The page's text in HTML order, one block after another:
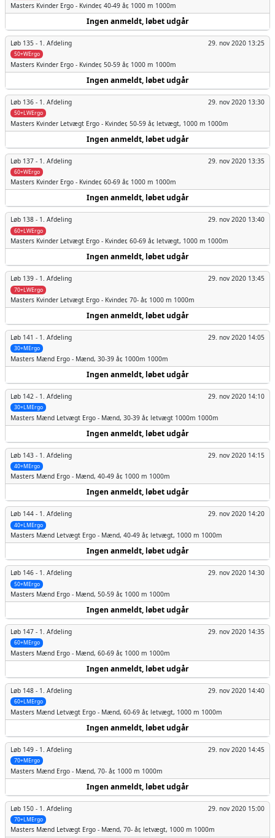
Masters Kvinder Ergo - Kvinder, 40-49 år, 1000 m 1000m
Ingen anmeldt, løbet udgår
Løb 135 - 1. Afdeling 29. nov 2020 13:25
50+WErgo
Masters Kvinder Ergo - Kvinder, 50-59 år, 1000 m 1000m
Ingen anmeldt, løbet udgår
Løb 136 - 1. Afdeling 29. nov 2020 13:30
50+LWErgo
Masters Kvinder Letvægt Ergo - Kvinder, 50-59 år, letvægt, 1000 m 1000m
Ingen anmeldt, løbet udgår
Løb 137 - 1. Afdeling 29. nov 2020 13:35
60+WErgo
Masters Kvinder Ergo - Kvinder, 60-69 år, 1000 m 1000m
Ingen anmeldt, løbet udgår
Løb 138 - 1. Afdeling 29. nov 2020 13:40
60+LWErgo
Masters Kvinder Letvægt Ergo - Kvinder, 60-69 år, letvægt, 1000 m 1000m
Ingen anmeldt, løbet udgår
Løb 139 - 1. Afdeling 29. nov 2020 13:45
70+LWErgo
Masters Kvinder Letvægt Ergo - Kvinder, 70- år, 1000 m 1000m
Ingen anmeldt, løbet udgår
Løb 141 - 1. Afdeling 29. nov 2020 14:05
30+MErgo
Masters Mænd Ergo - Mænd, 30-39 år, 1000m 1000m
Ingen anmeldt, løbet udgår
Løb 142 - 1. Afdeling 29. nov 2020 14:10
30+LMErgo
Masters Mænd Letvægt Ergo - Mænd, 30-39 år, letvægt 1000m 1000m
Ingen anmeldt, løbet udgår
Løb 143 - 1. Afdeling 29. nov 2020 14:15
40+MErgo
Masters Mænd Ergo - Mænd, 40-49 år, 1000 m 1000m
Ingen anmeldt, løbet udgår
Løb 144 - 1. Afdeling 29. nov 2020 14:20
40+LMErgo
Masters Mænd Letvægt Ergo - Mænd, 40-49 år, letvægt, 1000 m 1000m
Ingen anmeldt, løbet udgår
Løb 146 - 1. Afdeling 29. nov 2020 14:30
50+MErgo
Masters Mænd Ergo - Mænd, 50-59 år, 1000 m 1000m
Ingen anmeldt, løbet udgår
Løb 147 - 1. Afdeling 29. nov 2020 14:35
60+MErgo
Masters Mænd Ergo - Mænd, 60-69 år, 1000 m 1000m
Ingen anmeldt, løbet udgår
Løb 148 - 1. Afdeling 29. nov 2020 14:40
60+LMErgo
Masters Mænd Letvægt Ergo - Mænd, 60-69 år, letvægt, 1000 m 1000m
Ingen anmeldt, løbet udgår
Løb 149 - 1. Afdeling 29. nov 2020 14:45
70+MErgo
Masters Mænd Ergo - Mænd, 70- år, 1000 m 1000m
Ingen anmeldt, løbet udgår
Løb 150 - 1. Afdeling 29. nov 2020 15:00
70+LMErgo
Masters Mænd Letvægt Ergo - Mænd, 70- år, letvægt, 1000 m 1000m